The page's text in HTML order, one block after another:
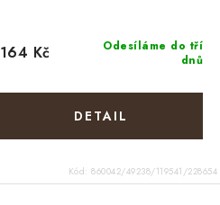
Odesíláme do tří
dnů
164 Kč
Kód:860042/49238/119541/228654